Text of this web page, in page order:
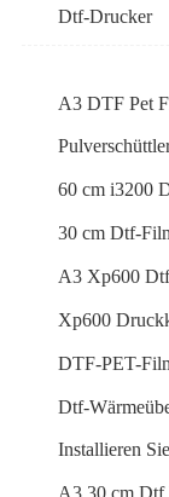
Dtf-Drucker
A3 DTF Pet
60 cm i3200
30 cm Dtf-
A3 Xp600
Xp600
DTF-PET-
Dtf-
Installieren
A3 30 cm Dtf